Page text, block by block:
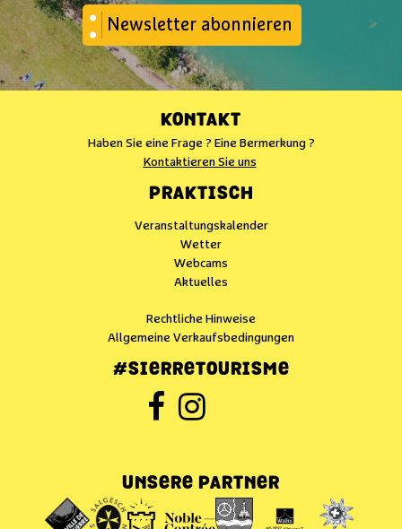
Newsletter abonnieren
KONTAKT
Haben Sie eine Frage ? Eine Bermerkung ?
Kontaktieren Sie uns
PRAKTISCH
Veranstaltungskalender
Wetter
Webcams
Aktuelles
Rechtliche Hinweise
Allgemeine Verkaufsbedingungen
#SIERRETOURISME
UNSERE PARTNER